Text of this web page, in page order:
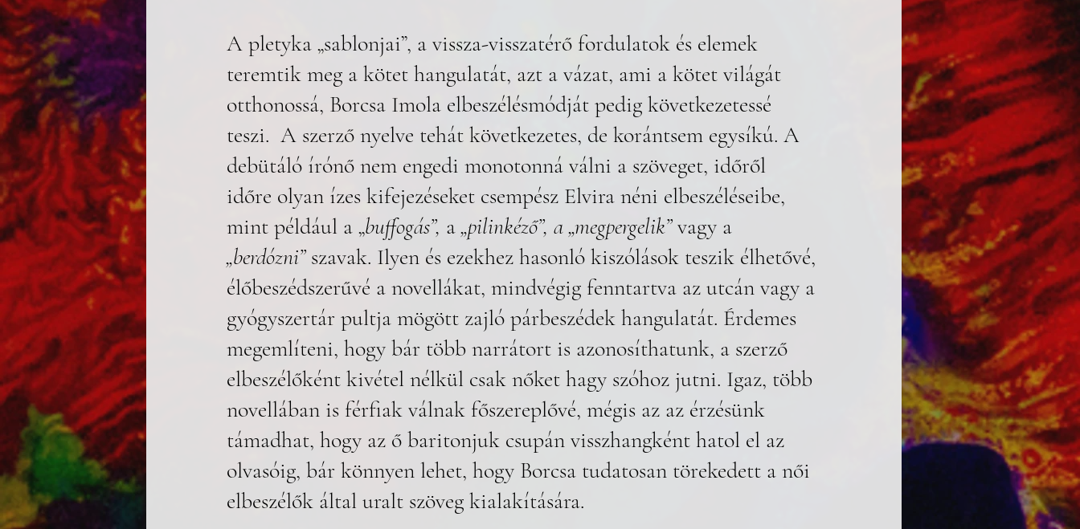
A pletyka „sablonjai”, a vissza-visszatérő fordulatok és elemek
teremtik meg a kötet hangulatát, azt a vázat, ami a kötet világát
otthonossá, Borcsa Imola elbeszélésmódját pedig következetessé
teszi.  A szerző nyelve tehát következetes, de korántsem egysíkú. A
debütáló írónő nem engedi monotonná válni a szöveget, időről
időre olyan ízes kifejezéseket csempész Elvira néni elbeszéléseibe,
mint például a „buffogás”, a „pilinkéző”, a „megpergelik” vagy a
„berdózni” szavak. Ilyen és ezekhez hasonló kiszólások teszik élhetővé,
élőbeszédszerűvé a novellákat, mindvégig fenntartva az utcán vagy a
gyógyszertár pultja mögött zajló párbeszédek hangulatát. Érdemes
megemlíteni, hogy bár több narrátort is azonosíthatunk, a szerző
elbeszélőként kivétel nélkül csak nőket hagy szóhoz jutni. Igaz, több
novellában is férfiak válnak főszereplővé, mégis az az érzésünk
támadhat, hogy az ő baritonjuk csupán visszhangként hatol el az
olvasóig, bár könnyen lehet, hogy Borcsa tudatosan törekedett a női
elbeszélők által uralt szöveg kialakítására.